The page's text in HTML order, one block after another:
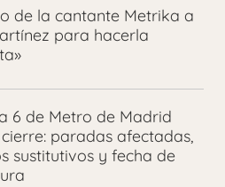
de la cantante Metrika a
para hacerla
6 de Metro de Madrid
paradas afectadas,
sustitutivos y fecha de